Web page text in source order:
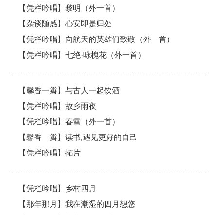
【凭栏吟唱】黎明（外一首）
【杂谈随感】心安即是归处
【凭栏吟唱】向航天的英雄们致敬（外一首）
【凭栏吟唱】七绝·咏槐花（外一首）
【馨香一瓣】与古人一起饮酒
【凭栏吟唱】故乡雨夜
【凭栏吟唱】春雪（外一首）
【馨香一瓣】读书,遇见更好的自己
【凭栏吟唱】拓片
【凭栏吟唱】乡村四月
【那年那月】我在潮湿的四月想您